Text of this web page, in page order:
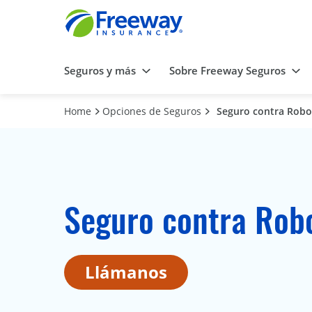
Seguros y más Sobre Freeway Seguros
Home Opciones de Seguros Seguro contra
Seguro contra
Llámanos